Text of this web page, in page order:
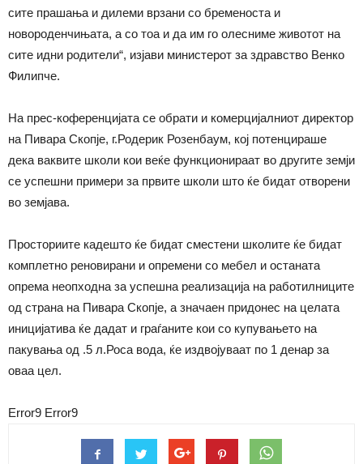
сите прашања и дилеми врзани со бременоста и
новороденчињата, а со тоа и да им го олесниме животот на
сите идни родители“, изјави министерот за здравство Венко
Филипче.
На прес-коференцијата се обрати и комерцијалниот директор
на Пивара Скопје, г.Родерик Розенбаум, кој потенцираше
дека ваквите школи кои веќе функционираат во другите земји
се успешни примери за првите школи што ќе бидат отворени
во земјава.
Просториите кадешто ќе бидат сместени школите ќе бидат
комплетно реновирани и опремени со мебел и останата
опрема неопходна за успешна реализација на работилниците
од страна на Пивара Скопје, а значаен придонес на целата
иницијатива ќе дадат и граѓаните кои со купувањето на
пакувања од .5 л.Роса вода, ќе издвојуваат по 1 денар за
оваа цел.
Error9 Error9